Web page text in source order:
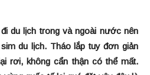
du lịch trong và ngoài nước nên
du lịch. Tháo lắp tuy đơn giản
rơi, không cẩn thận có thể mất.